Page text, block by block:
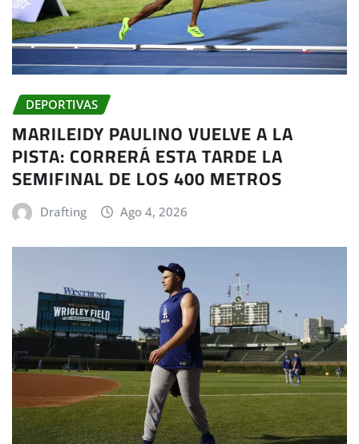
DEPORTIVAS
MARILEIDY PAULINO VUELVE A LA
PISTA: CORRERÁ ESTA TARDE LA
SEMIFINAL DE LOS 400 METROS
Drafting Ago 4, 2026